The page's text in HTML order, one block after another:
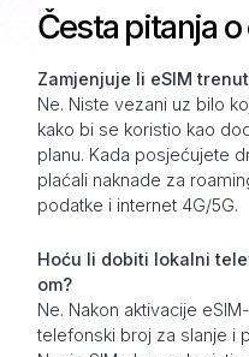
Česta pitanja o
Zamjenjuje li eSIM
Ne. Niste vezani uz bilo
kako bi se koristio kao
planu. Kada posjećujete
plaćali naknade za
podatke i internet 4G/5G.
Hoću li dobiti lokalni
om?
Ne. Nakon aktivacije
telefonski broj za slanje i